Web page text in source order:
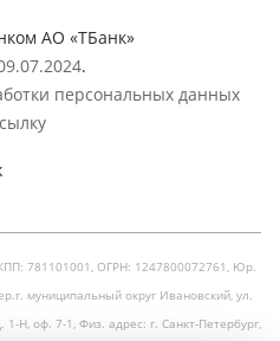
АО «ТБанк»
.
персональных данных
781101001, ОГРН: 1247800072761, Юр.
муниципальный округ Ивановский, ул.
Н, оф. 7-1, Физ. адрес: г. Санкт-Петербург,